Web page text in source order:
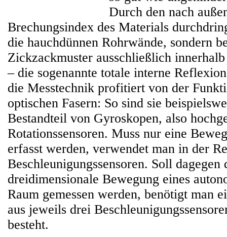
Durch den nach
Brechungsindex des Materials
die hauchdünnen Rohrwände, sondern
Zickzackmuster ausschließlich
– die sogenannte totale interne
die Messtechnik profitiert von der
optischen Fasern: So sind sie
Bestandteil von Gyroskopen, also
Rotationssensoren. Muss nur eine
erfasst werden, verwendet man in der
Beschleunigungssensoren. Soll dagegen
dreidimensionale Bewegung eines
Raum gemessen werden, benötigt man
aus jeweils drei
besteht.